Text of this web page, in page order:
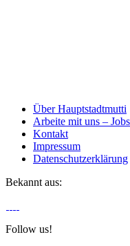
Über Hauptstadtmutti
Arbeite mit uns –
Kontakt
Impressum
Datenschutzerklärung
Bekannt aus:
Follow us!